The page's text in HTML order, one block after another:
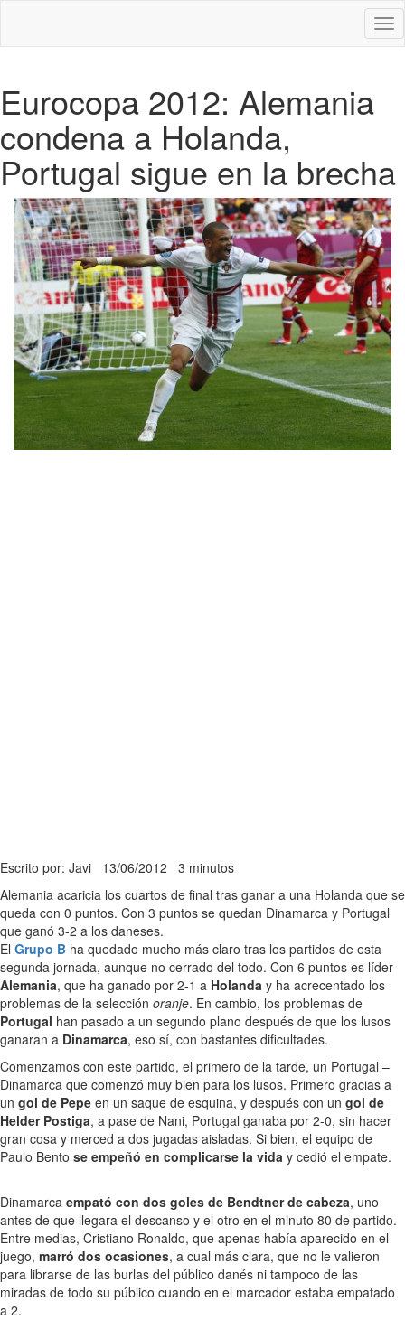
Eurocopa 2012: Alemania
condena a Holanda,
Portugal sigue en la brecha
Escrito por: Javi 13/06/2012 3 minutos
Alemania acaricia los cuartos de final tras ganar a una Holanda que se
queda con 0 puntos. Con 3 puntos se quedan Dinamarca y Portugal
que ganó 3-2 a los daneses.
El Grupo B ha quedado mucho más claro tras los partidos de esta
segunda jornada, aunque no cerrado del todo. Con 6 puntos es líder
Alemania, que ha ganado por 2-1 a Holanda y ha acrecentado los
problemas de la selección oranje. En cambio, los problemas de
Portugal han pasado a un segundo plano después de que los lusos
ganaran a Dinamarca, eso sí, con bastantes dificultades.
Comenzamos con este partido, el primero de la tarde, un Portugal –
Dinamarca que comenzó muy bien para los lusos. Primero gracias a
un gol de Pepe en un saque de esquina, y después con un gol de
Helder Postiga, a pase de Nani, Portugal ganaba por 2-0, sin hacer
gran cosa y merced a dos jugadas aisladas. Si bien, el equipo de
Paulo Bento se empeñó en complicarse la vida y cedió el empate.
Dinamarca empató con dos goles de Bendtner de cabeza, uno
antes de que llegara el descanso y el otro en el minuto 80 de partido.
Entre medias, Cristiano Ronaldo, que apenas había aparecido en el
juego, marró dos ocasiones, a cual más clara, que no le valieron
para librarse de las burlas del público danés ni tampoco de las
miradas de todo su público cuando en el marcador estaba empatado
a 2.